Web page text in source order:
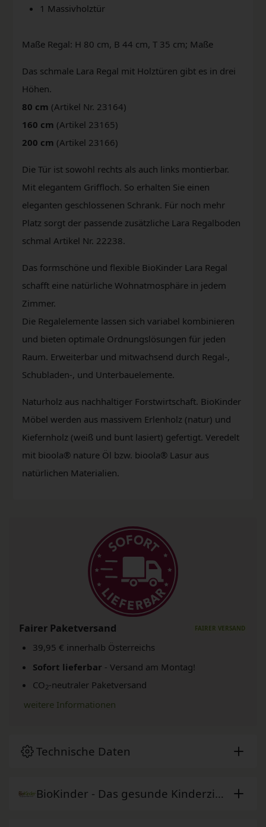
1 Massivholztür
Maße Regal: H 80 cm, B 44 cm, T 35 cm; Maße
Das schmale Lara Regal mit Holztüren gibt es in drei
Höhen.
80 cm (Artikel Nr. 23164)
160 cm (Artikel 23165)
200 cm (Artikel 23166)
Die Tür ist sowohl rechts als auch links montierbar.
Mit elegantem Griffloch. So erhalten Sie einen
eleganten geschlossenen Schrank. Für noch mehr
Platz sorgt der passende zusätzliche Lara Regalboden
schmal Artikel Nr. 22238.
Das formschöne und flexible BioKinder Lara Regal
schafft eine natürliche Wohnatmosphäre in jedem
Zimmer.
Die Regalelemente lassen sich variabel kombinieren
und bieten optimale Ordnungslösungen für jeden
Raum. Erweiterbar und mitwachsend durch Regal-,
Schubladen-, und Unterbauelemente.
Naturholz aus nachhaltiger Forstwirtschaft. BioKinder
Möbel werden aus massivem Erlenholz (natur) und
Kiefernholz (weiß und bunt lasiert) gefertigt. Veredelt
mit bioola® nature Öl bzw. bioola® Lasur aus
natürlichen Materialien.
Fairer Paketversand
39,95 € innerhalb Österreichs
Sofort lieferbar - Versand am Montag!
CO2-neutraler Paketversand
weitere Informationen
Technische Daten
BioKinder - Das gesunde Kinderzimmer